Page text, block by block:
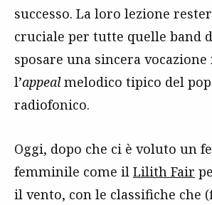
successo. La loro lezione
cruciale per tutte quelle band
sposare una sincera
l’appealmelodico tipico del
radiofonico.
Oggi, dopo che ci è voluto un
femminile come il Lilith Fair
il vento, con le classifiche che